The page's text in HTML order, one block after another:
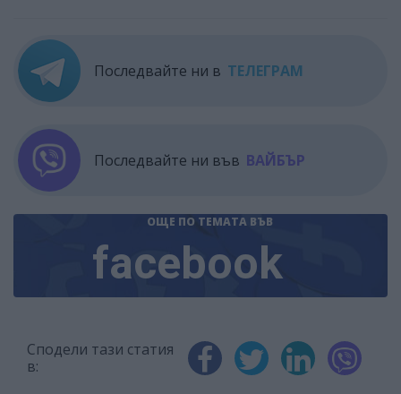
Последвайте ни в ТЕЛЕГРАМ
Последвайте ни във ВАЙБЪР
ОЩЕ ПО ТЕМАТА ВЪВ
facebook
Сподели тази статия
в: